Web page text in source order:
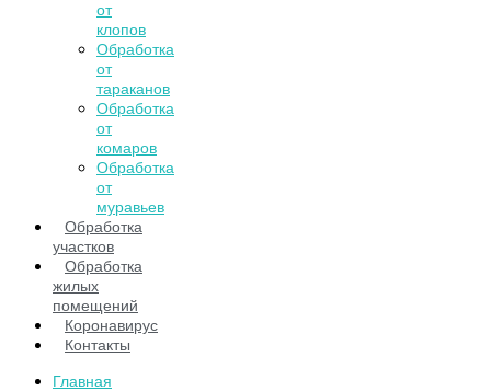
от
клопов
Обработка
от
тараканов
Обработка
от
комаров
Обработка
от
муравьев
Обработка
участков
Обработка
жилых
помещений
Коронавирус
Контакты
Главная